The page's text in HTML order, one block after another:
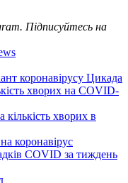
Підписуйтесь на
коронавірусу Цикада
хворих на COVID-
хворих в
коронавірус
COVID за тиждень